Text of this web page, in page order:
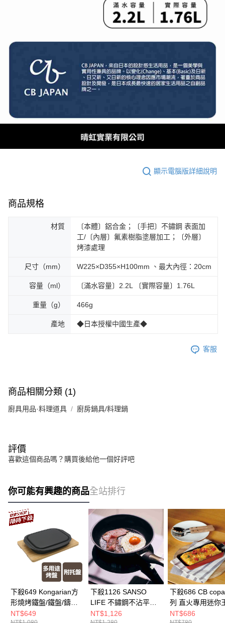
顯示電腦版詳細說明
商品規格
材質
〔本體〕鋁合金；〔手把〕不鏽鋼 表面加
工/〔內層〕氟素樹脂塗層加工；〔外層〕
烤漆處理
尺寸（mm） W225×D355×H100mm 、最大內徑：20cm
容量（ml） 〔滿水容量〕2.2L 〔實際容量〕1.76L
重量（g） 466g
產地 ◆日本授權中國生產◆
客服
商品相關分類 (1)
廚具用品·料理道具 廚房鍋具/料理鍋
評價
喜歡這個商品嗎？購買後給他一個好評吧
你可能有興趣的商品全站排行
下殺649 Kongarian方
形燒烤鐵盤/鐵盤/鑄鐵
盤/不沾烤盤
NT$649
下殺1126 SANSO
LIFE 不鏽鋼不沾平底
煎鍋 20cm/不沾鍋/煎
NT$1,126
下殺686 CB
列 直火專用迷你
燒鍋/不沾玉子燒
NT$686